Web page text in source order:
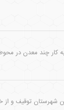
به کار چند معدن در